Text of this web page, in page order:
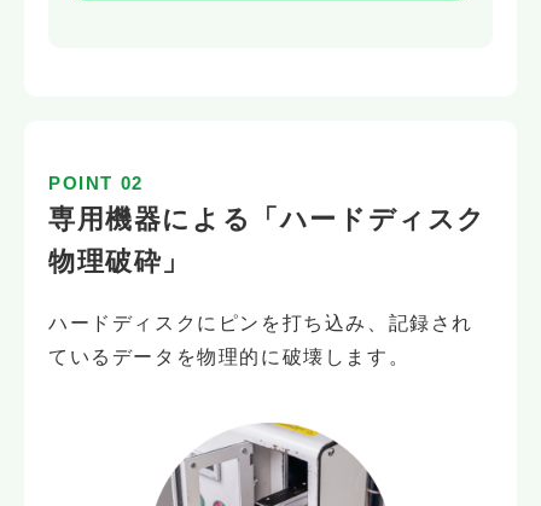
POINT 02
専用機器による「ハードディスク
物理破砕」
ハードディスクにピンを打ち込み、記録され
ているデータを物理的に破壊します。